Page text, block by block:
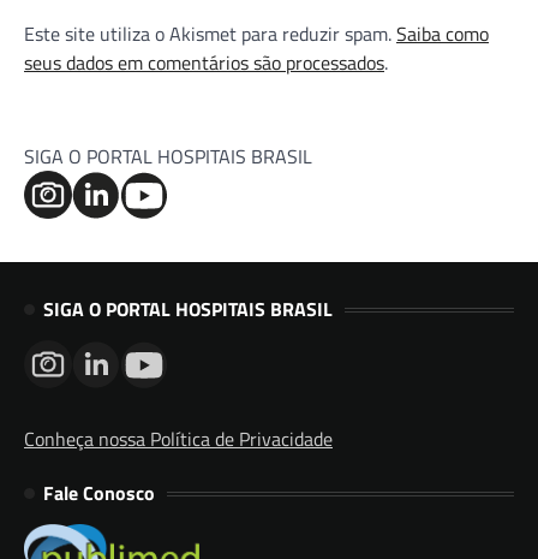
Este site utiliza o Akismet para reduzir spam.Saiba como
seus dados em comentários são processados.
SIGA O PORTAL HOSPITAIS BRASIL
SIGA O PORTAL HOSPITAIS BRASIL
Conheça nossa Política de Privacidade
Fale Conosco